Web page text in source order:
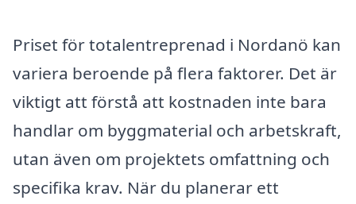
Priset för totalentreprenad i Nordanö kan
variera beroende på flera faktorer. Det är
viktigt att förstå att kostnaden inte bara
handlar om byggmaterial och arbetskraft,
utan även om projektets omfattning och
specifika krav. När du planerar ett